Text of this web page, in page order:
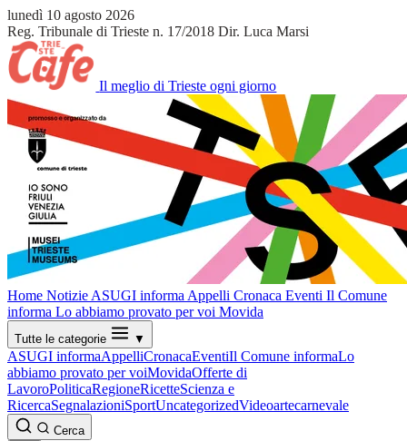
lunedì 10 agosto 2026
Reg. Tribunale di Trieste n. 17/2018 Dir. Luca Marsi
Il meglio di Trieste ogni giorno
Home Notizie ASUGI informa Appelli Cronaca Eventi Il Comune
informa Lo abbiamo provato per voi Movida
Tutte le categorie ▼
ASUGI informaAppelliCronacaEventiIl Comune informaLo
abbiamo provato per voiMovidaOfferte di
LavoroPoliticaRegioneRicetteScienza e
RicercaSegnalazioniSportUncategorizedVideoartecarnevale
Cerca